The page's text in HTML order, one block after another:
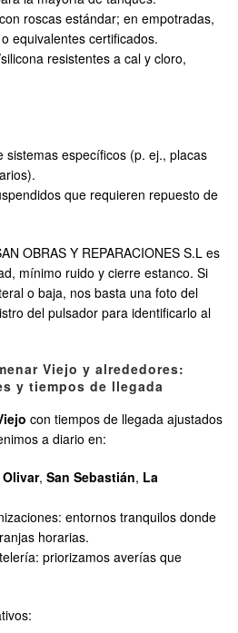
roscas estándar; en empotradas,
equivalentes certificados.
resistentes a cal y cloro,
sistemas específicos (p. ej., placas
que requieren repuesto de
OBRAS Y REPARACIONES S.L es
mínimo ruido y cierre estanco. Si
o baja, nos basta una foto del
del pulsador para identificarlo al
Viejo y alrededores:
y tiempos de llegada
con tiempos de llegada ajustados
a diario en:
Olivar,San Sebastián, La
entornos tranquilos donde
horarias.
priorizamos averías que